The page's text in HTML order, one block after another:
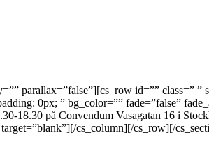
parallax=”false”][cs_row id=”” class=”
0px; ” bg_color=”” fade=”false”
18.30 på Convendum Vasagatan 16 i
cs_column][/cs_row][/